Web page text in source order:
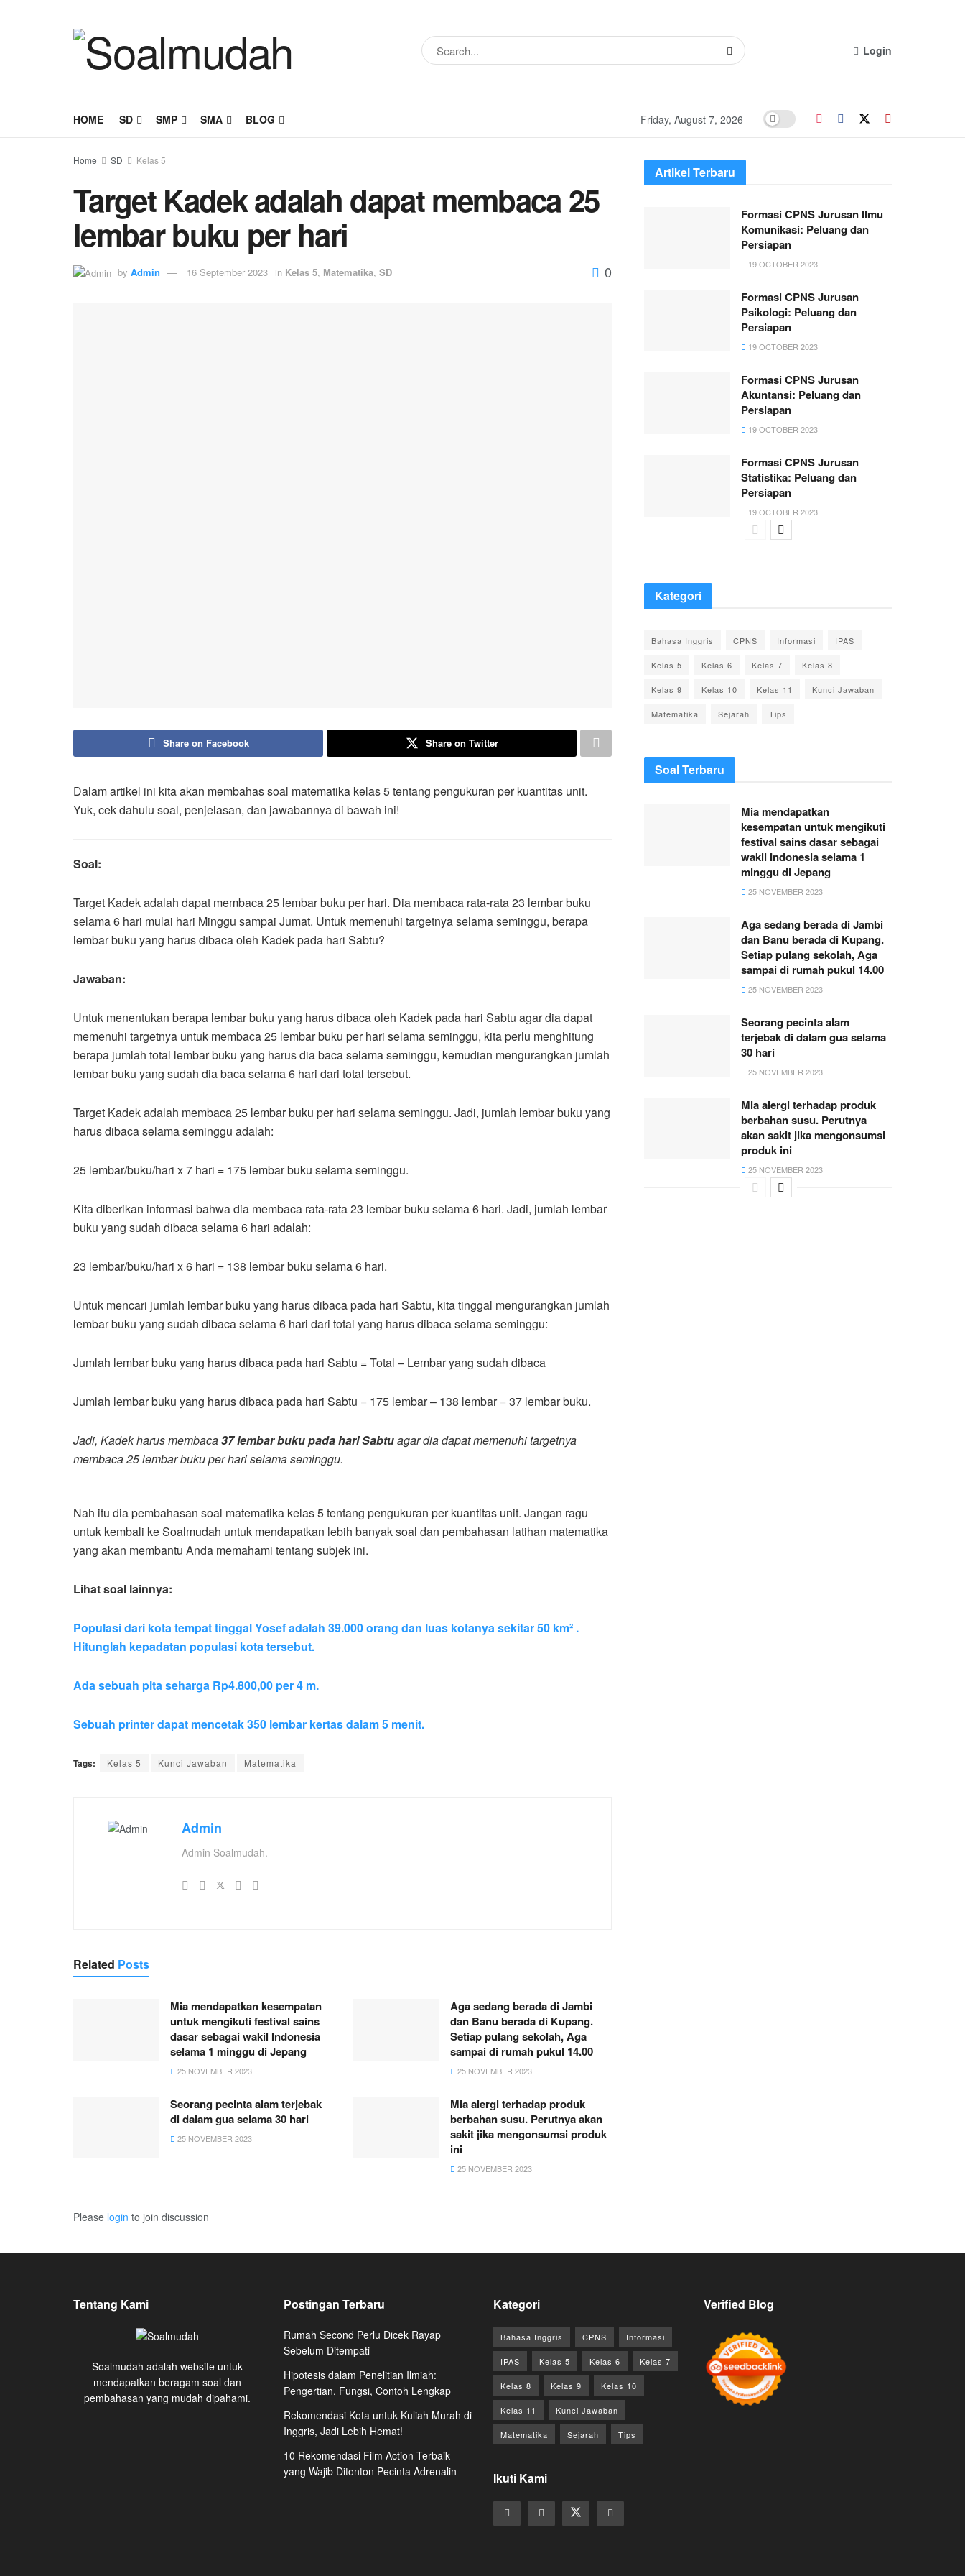
Login
HOME SD SMP SMA BLOG Friday, August 7, 2026
Home SD Kelas 5
Target Kadek adalah dapat membaca 25
lembar buku per hari
by Admin 16 September 2023 in Kelas 5, Matematika, SD 0
Share on Facebook Share on Twitter
Dalam artikel ini kita akan membahas soal matematika kelas 5 tentang pengukuran per kuantitas unit.
Yuk, cek dahulu soal, penjelasan, dan jawabannya di bawah ini!
Soal:
Target Kadek adalah dapat membaca 25 lembar buku per hari. Dia membaca rata-rata 23 lembar buku
selama 6 hari mulai hari Minggu sampai Jumat. Untuk memenuhi targetnya selama seminggu, berapa
lembar buku yang harus dibaca oleh Kadek pada hari Sabtu?
Jawaban:
Untuk menentukan berapa lembar buku yang harus dibaca oleh Kadek pada hari Sabtu agar dia dapat
memenuhi targetnya untuk membaca 25 lembar buku per hari selama seminggu, kita perlu menghitung
berapa jumlah total lembar buku yang harus dia baca selama seminggu, kemudian mengurangkan jumlah
lembar buku yang sudah dia baca selama 6 hari dari total tersebut.
Target Kadek adalah membaca 25 lembar buku per hari selama seminggu. Jadi, jumlah lembar buku yang
harus dibaca selama seminggu adalah:
25 lembar/buku/hari x 7 hari = 175 lembar buku selama seminggu.
Kita diberikan informasi bahwa dia membaca rata-rata 23 lembar buku selama 6 hari. Jadi, jumlah lembar
buku yang sudah dibaca selama 6 hari adalah:
23 lembar/buku/hari x 6 hari = 138 lembar buku selama 6 hari.
Untuk mencari jumlah lembar buku yang harus dibaca pada hari Sabtu, kita tinggal mengurangkan jumlah
lembar buku yang sudah dibaca selama 6 hari dari total yang harus dibaca selama seminggu:
Jumlah lembar buku yang harus dibaca pada hari Sabtu = Total – Lembar yang sudah dibaca
Jumlah lembar buku yang harus dibaca pada hari Sabtu = 175 lembar – 138 lembar = 37 lembar buku.
Jadi, Kadek harus membaca37 lembar buku pada hari Sabtuagar dia dapat memenuhi targetnya
membaca 25 lembar buku per hari selama seminggu.
Nah itu dia pembahasan soal matematika kelas 5 tentang pengukuran per kuantitas unit. Jangan ragu
untuk kembali ke Soalmudah untuk mendapatkan lebih banyak soal dan pembahasan latihan matematika
yang akan membantu Anda memahami tentang subjek ini.
Lihat soal lainnya:
Populasi dari kota tempat tinggal Yosef adalah 39.000 orang dan luas kotanya sekitar 50 km² .
Hitunglah kepadatan populasi kota tersebut.
Ada sebuah pita seharga Rp4.800,00 per 4 m.
Sebuah printer dapat mencetak 350 lembar kertas dalam 5 menit.
Tags: Kelas 5 Kunci Jawaban Matematika
Admin
Admin Soalmudah.
Related Posts
Mia mendapatkan kesempatan
untuk mengikuti festival sains
dasar sebagai wakil Indonesia
selama 1 minggu di Jepang
25 NOVEMBER 2023
Aga sedang berada di Jambi
dan Banu berada di Kupang.
Setiap pulang sekolah, Aga
sampai di rumah pukul 14.00
25 NOVEMBER 2023
Seorang pecinta alam terjebak
di dalam gua selama 30 hari
25 NOVEMBER 2023
Mia alergi terhadap produk
berbahan susu. Perutnya akan
sakit jika mengonsumsi produk
ini
25 NOVEMBER 2023
Please login to join discussion
Artikel Terbaru
Formasi CPNS Jurusan Ilmu
Komunikasi: Peluang dan
Persiapan
19 OCTOBER 2023
Formasi CPNS Jurusan
Psikologi: Peluang dan
Persiapan
19 OCTOBER 2023
Formasi CPNS Jurusan
Akuntansi: Peluang dan
Persiapan
19 OCTOBER 2023
Formasi CPNS Jurusan
Statistika: Peluang dan
Persiapan
19 OCTOBER 2023
Kategori
Bahasa Inggris CPNS Informasi IPAS
Kelas 5 Kelas 6 Kelas 7 Kelas 8
Kelas 9 Kelas 10 Kelas 11 Kunci Jawaban
Matematika Sejarah Tips
Soal Terbaru
Mia mendapatkan
kesempatan untuk mengikuti
festival sains dasar sebagai
wakil Indonesia selama 1
minggu di Jepang
25 NOVEMBER 2023
Aga sedang berada di Jambi
dan Banu berada di Kupang.
Setiap pulang sekolah, Aga
sampai di rumah pukul 14.00
25 NOVEMBER 2023
Seorang pecinta alam
terjebak di dalam gua selama
30 hari
25 NOVEMBER 2023
Mia alergi terhadap produk
berbahan susu. Perutnya
akan sakit jika mengonsumsi
produk ini
25 NOVEMBER 2023
Tentang Kami
Soalmudah adalah website untuk
mendapatkan beragam soal dan
pembahasan yang mudah dipahami.
Postingan Terbaru
Rumah Second Perlu Dicek Rayap
Sebelum Ditempati
Hipotesis dalam Penelitian Ilmiah:
Pengertian, Fungsi, Contoh Lengkap
Rekomendasi Kota untuk Kuliah Murah di
Inggris, Jadi Lebih Hemat!
10 Rekomendasi Film Action Terbaik
yang Wajib Ditonton Pecinta Adrenalin
Kategori
Bahasa Inggris CPNS Informasi
IPAS Kelas 5 Kelas 6 Kelas 7
Kelas 8 Kelas 9 Kelas 10
Kelas 11 Kunci Jawaban
Matematika Sejarah Tips
Ikuti Kami
Verified Blog